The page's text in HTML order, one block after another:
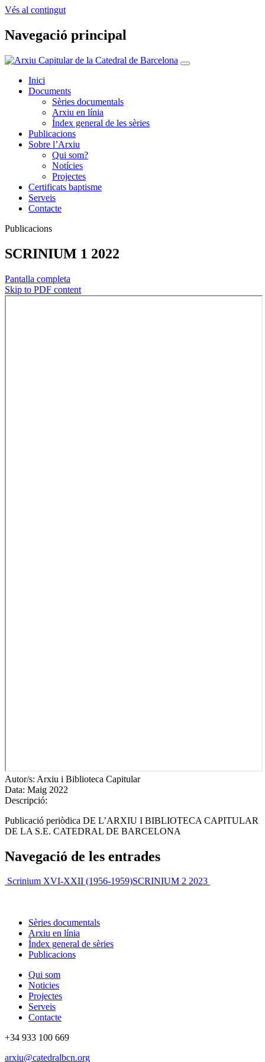
Vés al contingut
Navegació principal
Inici
Documents
Sèries documentals
Arxiu en línia
Índex general de les sèries
Publicacions
Sobre l’Arxiu
Qui som?
Notícies
Projectes
Certificats baptisme
Serveis
Contacte
Publicacions
SCRINIUM 1 2022
Pantalla completa
Skip to PDF content
Autor/s: Arxiu i Biblioteca Capitular
Data: Maig 2022
Descripció:
Publicació periòdica DE L’ARXIU I BIBLIOTECA CAPITULAR
DE LA S.E. CATEDRAL DE BARCELONA
Navegació de les entrades
Scrinium XVI-XXII (1956-1959)SCRINIUM 2 2023
Sèries documentals
Arxiu en línia
Índex general de sèries
Publicacions
Qui som
Noticies
Projectes
Serveis
Contacte
+34 933 100 669
arxiu@catedralbcn.org